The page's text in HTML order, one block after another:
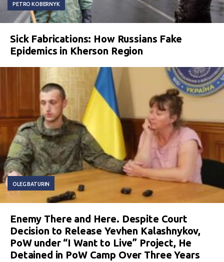
PETRO KOBERNYK
Sick Fabrications: How Russians Fake
Epidemics in Kherson Region
OLEG BATURIN
Enemy There and Here. Despite Court
Decision to Release Yevhen Kalashnykov,
PoW under “I Want to Live” Project, He
Detained in PoW Camp Over Three Years